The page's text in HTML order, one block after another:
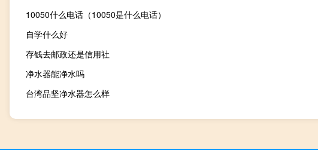
10050什么电话（10050是什么电话）
自学什么好
存钱去邮政还是信用社
净水器能净水吗
台湾品坚净水器怎么样